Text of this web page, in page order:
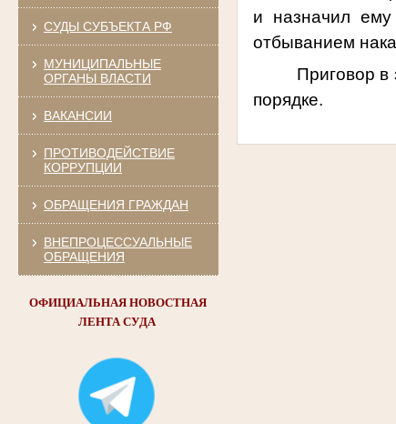
СУДЫ СУБЪЕКТА РФ
МУНИЦИПАЛЬНЫЕ
ОРГАНЫ ВЛАСТИ
ВАКАНСИИ
ПРОТИВОДЕЙСТВИЕ
КОРРУПЦИИ
ОБРАЩЕНИЯ ГРАЖДАН
ВНЕПРОЦЕССУАЛЬНЫЕ
ОБРАЩЕНИЯ
ОФИЦИАЛЬНАЯ НОВОСТНАЯ
ЛЕНТА СУДА
и назначил
отбыванием
Приговор в
порядке.